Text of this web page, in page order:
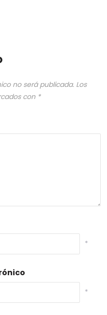
no será publicada. Los
con *
*
*